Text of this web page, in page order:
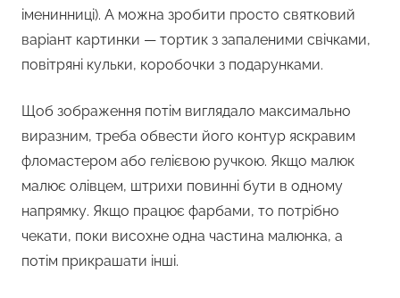
іменинниці). А можна зробити просто святковий
варіант картинки — тортик з запаленими свічками,
повітряні кульки, коробочки з подарунками.
Щоб зображення потім виглядало максимально
виразним, треба обвести його контур яскравим
фломастером або гелієвою ручкою. Якщо малюк
малює олівцем, штрихи повинні бути в одному
напрямку. Якщо працює фарбами, то потрібно
чекати, поки висохне одна частина малюнка, а
потім прикрашати інші.